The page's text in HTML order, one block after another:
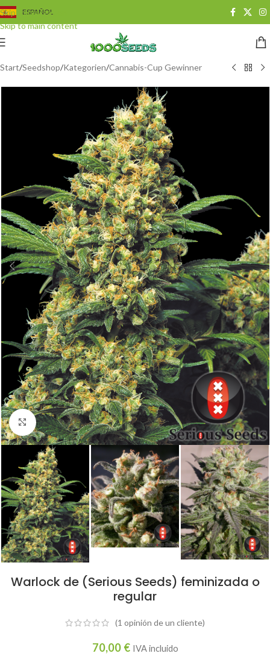
Skip to navigation
Skip to main content
ESPAÑOL
Start/Seedshop/Kategorien/Cannabis-Cup Gewinner
Haga clic para ampliar
Warlock de (Serious Seeds) feminizada o
regular
(1 opinión de un cliente)
70,00 € IVA incluido